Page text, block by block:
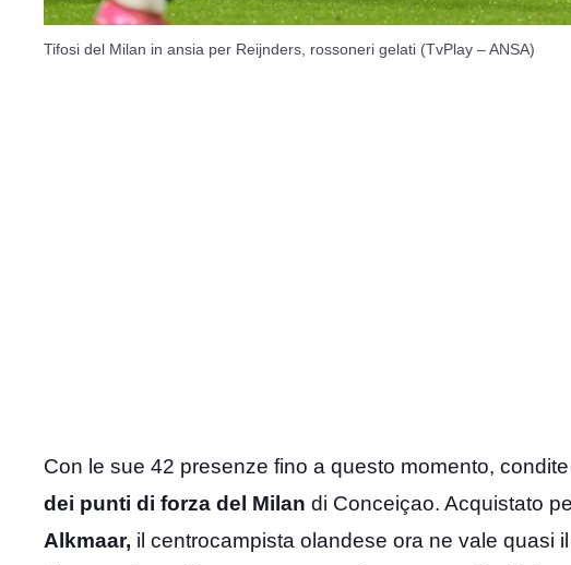
Tifosi del Milan in ansia per Reijnders, rossoneri gelati (TvPlay – ANSA)
Con le sue 42 presenze fino a questo momento,
dei punti di forza del Milan di Conceiçao. Acquistato
Alkmaar, il centrocampista olandese ora ne vale quasi